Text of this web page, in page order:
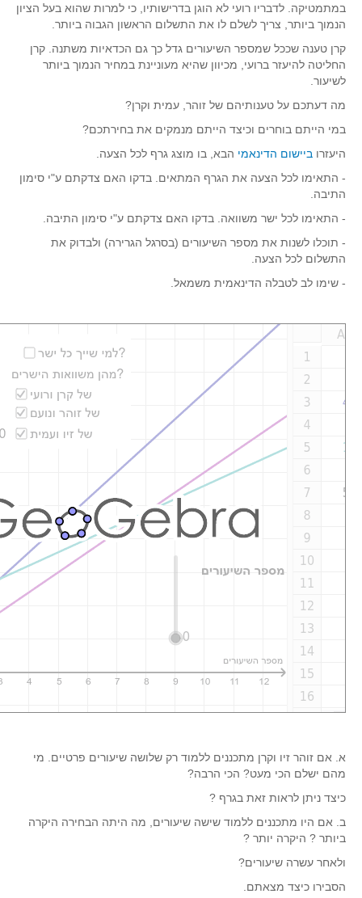
במתמטיקה. לדבריו רועי לא הוגן בדרישותיו, כי למרות שהוא בעל הציון
הנמוך ביותר, צריך לשלם לו את התשלום הראשון הגבוה ביותר.
קרן טענה שככל שמספר השיעורים גדל כך גם הכדאיות משתנה. קרן
החליטה להיעזר ברועי, מכיוון שהיא מעוניינת במחיר הנמוך ביותר
לשיעור.
מה דעתכם על טענותיהם של זוהר, עמית וקרן?
במי הייתם בוחרים וכיצד הייתם מנמקים את בחירתכם?
היעזרו ביישום הדינאמי הבא, בו מוצג גרף לכל הצעה.
- התאימו לכל הצעה את הגרף המתאים. בדקו האם צדקתם ע"י סימון
התיבה.
- התאימו לכל ישר משוואה. בדקו האם צדקתם ע"י סימון התיבה.
- תוכלו לשנות את מספר השיעורים (בסרגל הגרירה) ולבדוק את
התשלום לכל הצעה.
- שימו לב לטבלה הדינאמית משמאל.
א. אם זוהר זיו וקרן מתכננים ללמוד רק שלושה שיעורים פרטיים. מי
מהם ישלם הכי מעט? הכי הרבה?
כיצד ניתן לראות זאת בגרף ?
ב. אם היו מתכננים ללמוד שישה שיעורים, מה היתה הבחירה היקרה
ביותר ? היקרה יותר ?
ולאחר עשרה שיעורים?
הסבירו כיצד מצאתם.